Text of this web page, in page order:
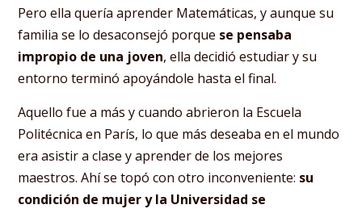
Pero ella quería aprender Matemáticas, y aunque su
familia se lo desaconsejó porque se pensaba
impropio de una joven, ella decidió estudiar y su
entorno terminó apoyándole hasta el final.
Aquello fue a más y cuando abrieron la Escuela
Politécnica en París, lo que más deseaba en el mundo
era asistir a clase y aprender de los mejores
maestros. Ahí se topó con otro inconveniente: su
condición de mujer y la Universidad se